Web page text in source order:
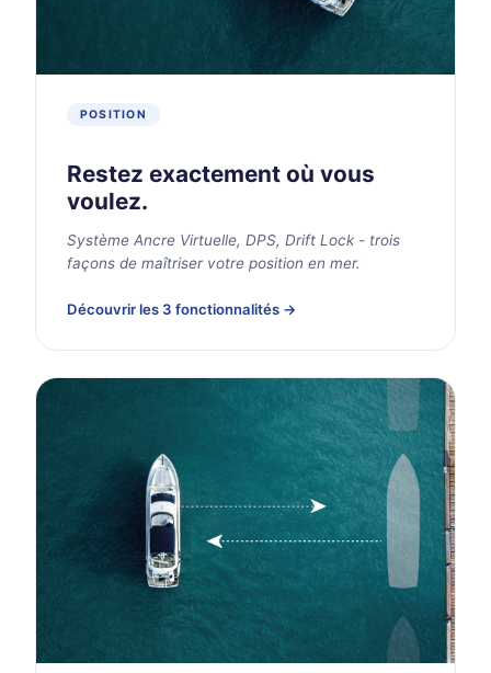
POSITION
Restez exactement où vous
voulez.
Système Ancre Virtuelle, DPS, Drift Lock - trois
façons de maîtriser votre position en mer.
Découvrir les 3 fonctionnalités →